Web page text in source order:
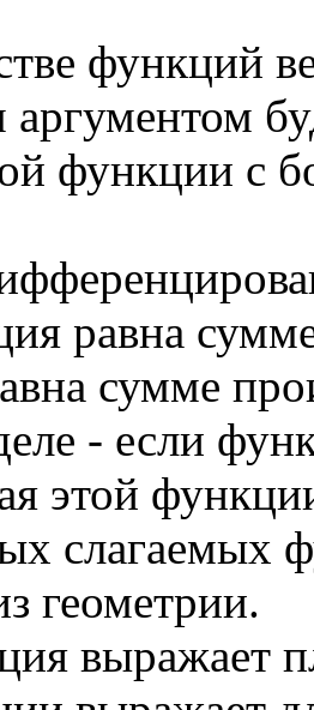
функций
функции с
равна
сумме
- если
этой
слагаемых
геометрии.
выражает